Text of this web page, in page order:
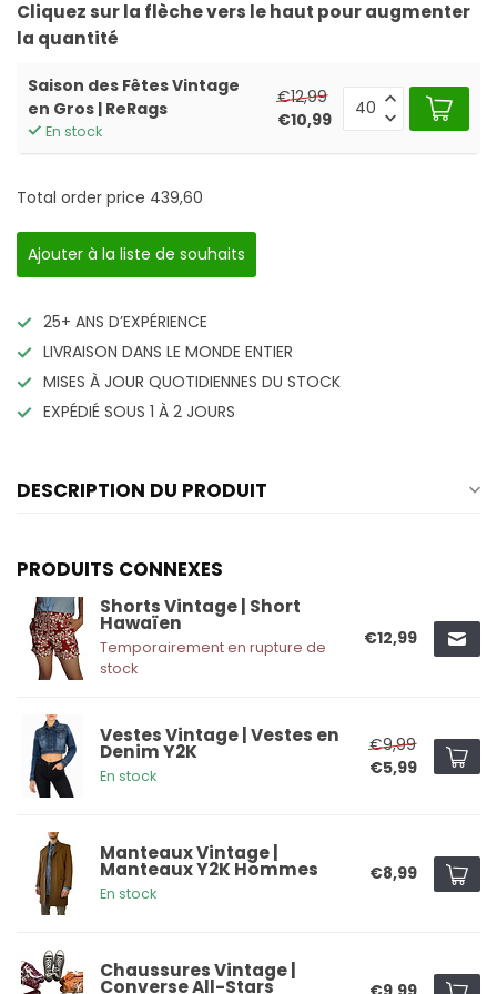
Cliquez sur la flèche vers le haut pour augmenter
la quantité
Saison des Fêtes Vintage
en Gros | ReRags
En stock
€12,99
€10,99
Total order price 439,60
Ajouter à la liste de souhaits
25+ ANS D’EXPÉRIENCE
LIVRAISON DANS LE MONDE ENTIER
MISES À JOUR QUOTIDIENNES DU STOCK
EXPÉDIÉ SOUS 1 À 2 JOURS
DESCRIPTION DU PRODUIT
PRODUITS CONNEXES
Shorts Vintage | Short
Hawaïen
Temporairement en rupture de
stock
€12,99
Vestes Vintage | Vestes en
Denim Y2K
En stock
€9,99
€5,99
Manteaux Vintage |
Manteaux Y2K Hommes
En stock
€8,99
Chaussures Vintage |
Converse All-Stars